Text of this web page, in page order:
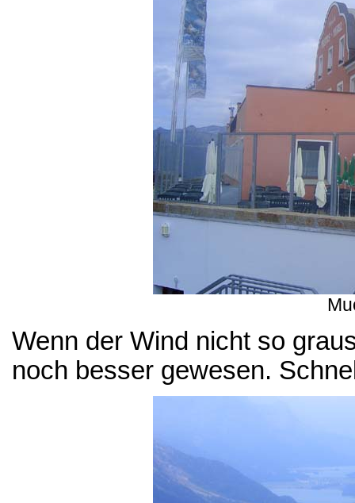
Wenn der Wind nicht so
noch besser gewesen.